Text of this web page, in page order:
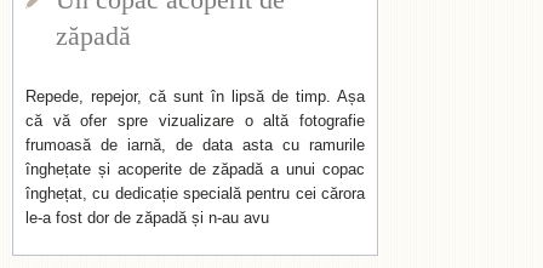
zăpadă
Repede, repejor, că sunt în lipsă de timp. Așa
că vă ofer spre vizualizare o altă fotografie
frumoasă de iarnă, de data asta cu ramurile
înghețate și acoperite de zăpadă a unui copac
înghețat, cu dedicație specială pentru cei cărora
le-a fost dor de zăpadă și n-au avu